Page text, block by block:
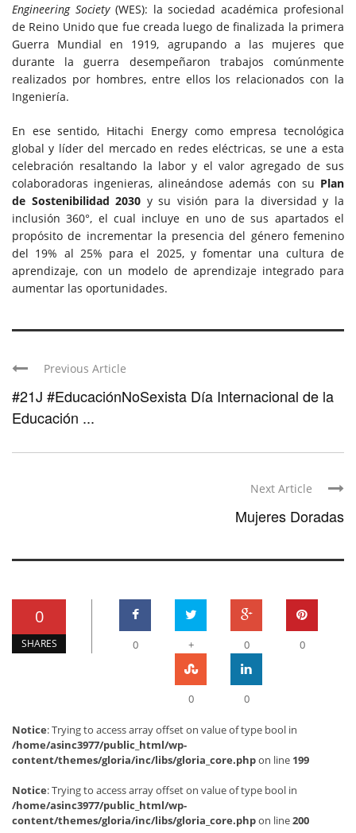
Engineering Society(WES): la sociedad académica profesional
de Reino Unido que fue creada luego de finalizada la primera
Guerra Mundial en 1919, agrupando a las mujeres que
durante la guerra desempeñaron trabajos comúnmente
realizados por hombres, entre ellos los relacionados con la
Ingeniería.
En ese sentido, Hitachi Energy como empresa tecnológica
global y líder del mercado en redes eléctricas, se une a esta
celebración resaltando la labor y el valor agregado de sus
colaboradoras ingenieras, alineándose además con su Plan
de Sostenibilidad 2030 y su visión para la diversidad y la
inclusión 360°, el cual incluye en uno de sus apartados el
propósito de incrementar la presencia del género femenino
del 19% al 25% para el 2025, y fomentar una cultura de
aprendizaje, con un modelo de aprendizaje integrado para
aumentar las oportunidades.
Previous Article
#21J #EducaciónNoSexista Día Internacional de la
Educación ...
Next Article
Mujeres Doradas
0
SHARES 0 + 0 0
0 0
Notice: Trying to access array offset on value of type bool in
/home/asinc3977/public_html/wp-
content/themes/gloria/inc/libs/gloria_core.phpon line 199
Notice: Trying to access array offset on value of type bool in
/home/asinc3977/public_html/wp-
content/themes/gloria/inc/libs/gloria_core.phpon line200